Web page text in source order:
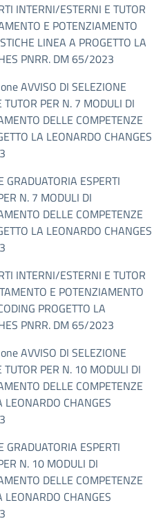
INTERNI/ESTERNI E TUTOR
E POTENZIAMENTO
LINEA A PROGETTO LA
PNRR. DM 65/2023
AVVISO DI SELEZIONE
PER N. 7 MODULI DI
DELLE COMPETENZE
LA LEONARDO CHANGES
GRADUATORIA ESPERTI
N. 7 MODULI DI
DELLE COMPETENZE
LA LEONARDO CHANGES
INTERNI/ESTERNI E TUTOR
E POTENZIAMENTO
PROGETTO LA
PNRR. DM 65/2023
AVVISO DI SELEZIONE
PER N. 10 MODULI DI
DELLE COMPETENZE
LEONARDO CHANGES
GRADUATORIA ESPERTI
N. 10 MODULI DI
DELLE COMPETENZE
LEONARDO CHANGES